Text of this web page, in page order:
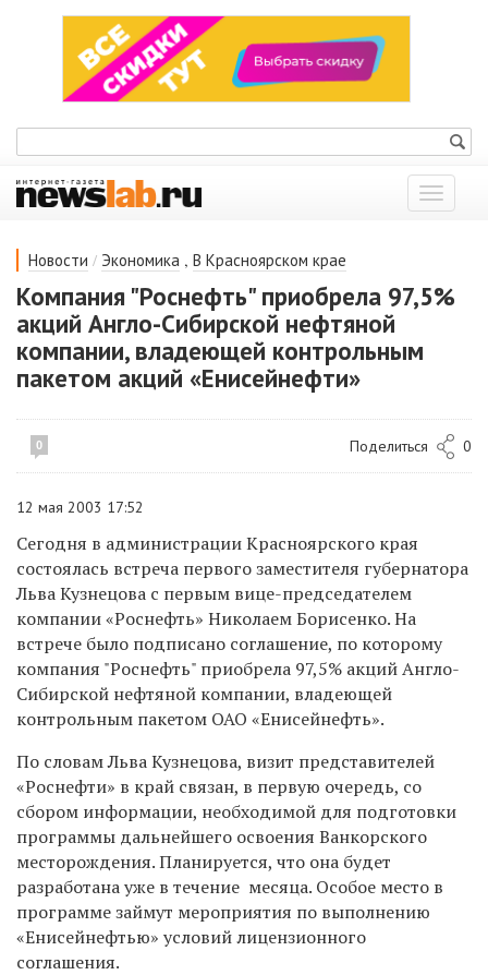
Показать
меню
Новости / Экономика , В Красноярском крае
Компания "Роснефть" приобрела 97,5%
акций Англо-Сибирской нефтяной
компании, владеющей контрольным
пакетом акций «Енисейнефти»
0 Поделиться 0
12 мая 2003 17:52
Сегодня в администрации Красноярского края
состоялась встреча первого заместителя губернатора
Льва Кузнецова с первым вице-председателем
компании «Роснефть» Николаем Борисенко. На
встрече было подписано соглашение, по которому
компания "Роснефть" приобрела 97,5% акций Англо-
Сибирской нефтяной компании, владеющей
контрольным пакетом ОАО «Енисейнефть».
По словам Льва Кузнецова, визит представителей
«Роснефти» в край связан, в первую очередь, со
сбором информации, необходимой для подготовки
программы дальнейшего освоения Ванкорского
месторождения. Планируется, что она будет
разработана уже в течение месяца. Особое место в
программе займут мероприятия по выполнению
«Енисейнефтью» условий лицензионного
соглашения.